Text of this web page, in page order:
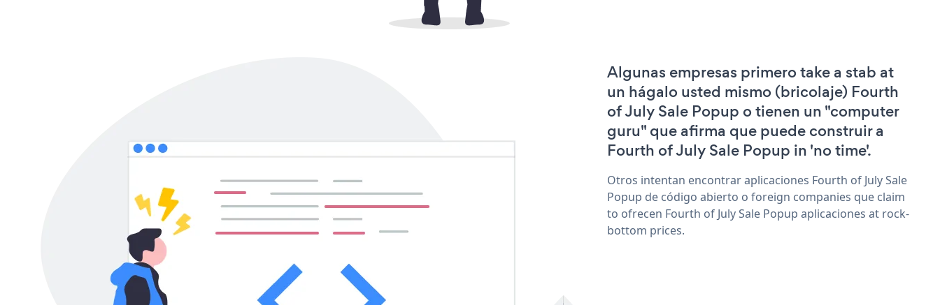
Algunas empresas primero take a stab at
un hágalo usted mismo (bricolaje) Fourth
of July Sale Popup o tienen un "computer
guru" que afirma que puede construir a
Fourth of July Sale Popup in 'no time'.
Otros intentan encontrar aplicaciones Fourth of July Sale
Popup de código abierto o foreign companies que claim
to ofrecen Fourth of July Sale Popup aplicaciones at rock-
bottom prices.